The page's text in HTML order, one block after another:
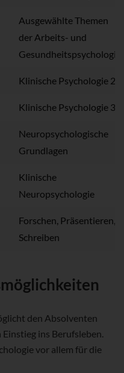
Ausgewählte Themen
der Arbeits- und
Gesundheitspsychologie
Klinische Psychologie 2
Klinische Psychologie 3
Neuropsychologische
Grundlagen
Klinische
Neuropsychologie
Forschen, Präsentieren,
Schreiben
den Absolventen
ins Berufsleben.
vor allem für die